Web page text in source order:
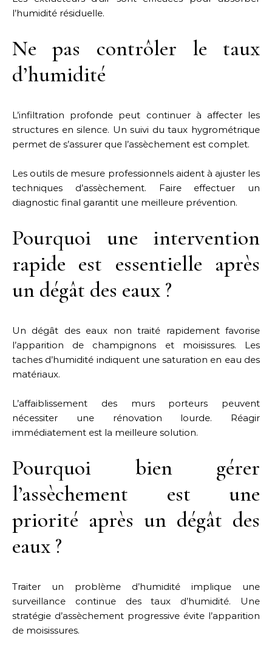
l’humidité résiduelle.
Ne pas contrôler le taux
d’humidité
L’infiltration profonde peut continuer à affecter les
structures en silence. Un suivi du taux hygrométrique
permet de s’assurer que l’assèchement est complet.
Les outils de mesure professionnels aident à ajuster les
techniques d’assèchement. Faire effectuer un
diagnostic final garantit une meilleure prévention.
Pourquoi une intervention
rapide est essentielle après
un dégât des eaux ?
Un dégât des eaux non traité rapidement favorise
l’apparition de champignons et moisissures. Les
taches d’humidité indiquent une saturation en eau des
matériaux.
L’affaiblissement des murs porteurs peuvent
nécessiter une rénovation lourde. Réagir
immédiatement est la meilleure solution.
Pourquoi bien gérer
l’assèchement est une
priorité après un dégât des
eaux ?
Traiter un problème d’humidité implique une
surveillance continue des taux d’humidité. Une
stratégie d’assèchement progressive évite l’apparition
de moisissures.